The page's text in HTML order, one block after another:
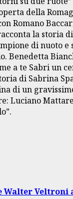
della
Romano
la storia
di nuoto e
Benedetta
a te Sabri un
di Sabrina
di un
Luciano
Walter Veltroni